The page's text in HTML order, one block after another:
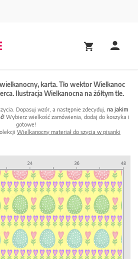
karta. Tło wektor Wielkanoc
Ilustracja Wielkanocna na żółtym tle.
Dopasuj wzór, a następnie zdecyduj, na jakim
Wybierz wielkość zamówienia, dodaj do koszyka i
gotowe!
Wielkanocny materiał do szycia w pisanki